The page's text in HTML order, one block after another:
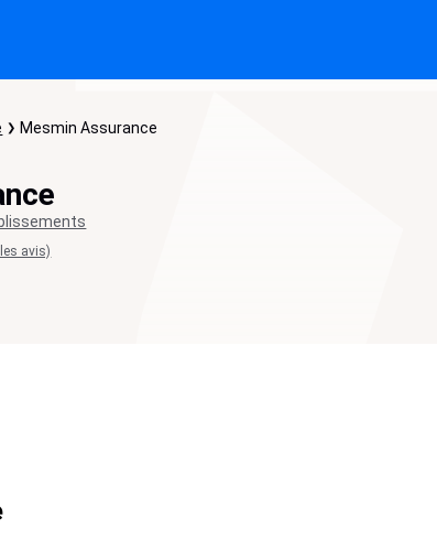
Mesmin Assurance
avis)